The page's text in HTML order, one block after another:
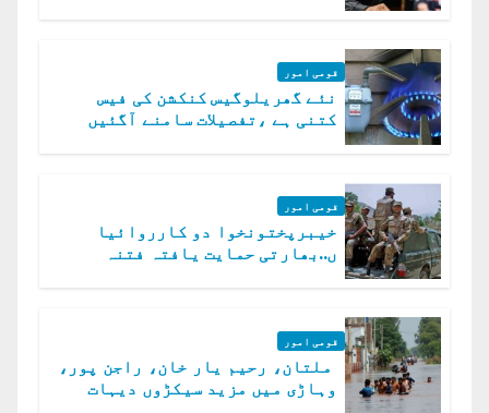
قومی امور
نئے گھریلوگیس کنکشن کی فیس
کتنی ہے ،تفصیلات سامنے آگئیں
قومی امور
خیبرپختونخوا دو کارروائیا
ں..بھارتی حمایت یافتہ فتنہ
قومی امور
ملتان، رحیم یار خان، راجن پور،
وہاڑی میں مزید سیکڑوں دیہات